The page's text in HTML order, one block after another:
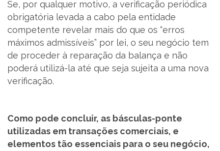
Se, por qualquer motivo, a verificação periódica
obrigatória levada a cabo pela entidade
competente revelar mais do que os “erros
máximos admissíveis” por lei, o seu negócio tem
de proceder à reparação da balança e não
poderá utilizá-la até que seja sujeita a uma nova
verificação.
Como pode concluir, as básculas-ponte
utilizadas em transações comerciais, e
elementos tão essenciais para o seu negócio,